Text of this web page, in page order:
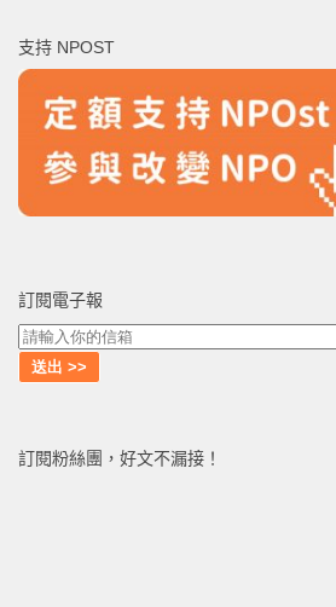
字:
支持 NPOST
訂閱電子報
訂閱粉絲團，好文不漏接！